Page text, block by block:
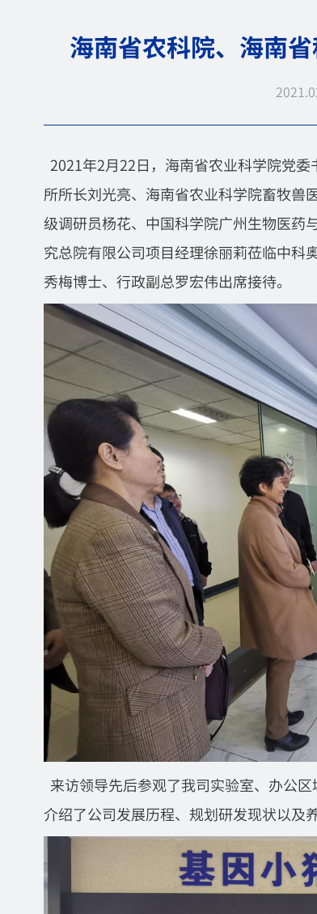
海南省农科院、海南
2021年2月22日，海南省农业科学院党
所所长刘光亮、海南省农业科学院畜牧兽
级调研员杨花、中国科学院广州生物医药
究总院有限公司项目经理徐丽莉莅临中科
秀梅博士、行政副总罗宏伟出席接待。
来访领导先后参观了我司实验室、办公
介绍了公司发展历程、规划研发现状以及